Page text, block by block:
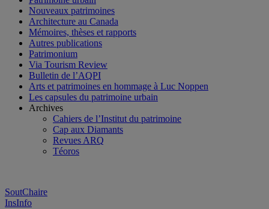
Nouveaux patrimoines
Architecture au Canada
Mémoires, thèses et rapports
Autres publications
Patrimonium
Via Tourism Review
Bulletin de l’AQPI
Arts et patrimoines en hommage à Luc Noppen
Les capsules du patrimoine urbain
Archives
Cahiers de l’Institut du patrimoine
Cap aux Diamants
Revues ARQ
Téoros
SoutChaire
InsInfo